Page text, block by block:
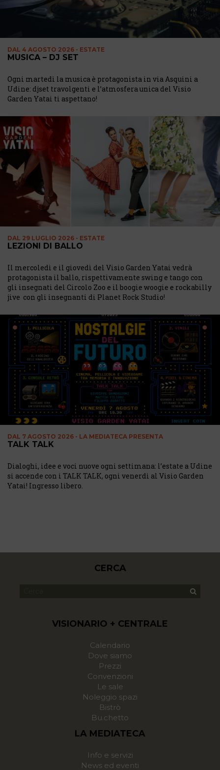
DAL 4 AGOSTO 2026 - ESTATE
MUSICA – DJ SET
Ogni martedì la musica è protagonista in via Asquini a
Udine: djset travolgenti e l’atmosfera unica del Visio
Garden Yatai ti aspettano!
DAL 29 LUGLIO 2026 - ESTATE
LEZIONI DI BALLO
Il mercoledì e il giovedì del Visio Garden Yatai vedrà
protagonista il ballo, rispettivamente swing e tango con
gli insegnati del Circolo Zoo e il boogie woogie e rockabilly
jive con gli insegnanti di Planet Rock Studio!
DAL 7 AGOSTO 2026 - LA MEDIATECA PRESENTA
TALK TALK
Dialoghi, idee e voci nuove ogni settimana: l’estate a Udine
si accende con i TALK TALK, ogni venerdì al Visio Garden
Yatai! Ingresso libero.
CERCA
VISIONARIO + CENTRALE
Calendario
Dove siamo
Prezzi
Convenzioni
Le sale
Noleggio spazi
Bistrò
Bu.chetto
LA MEDIATECA
Info e servizi
News ed eventi